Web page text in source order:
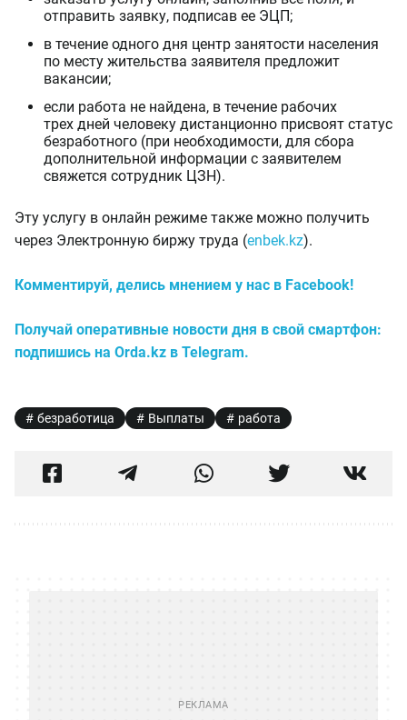
отправить заявку, подписав ее ЭЦП;
в течение одного дня центр занятости населения
по месту жительства заявителя предложит
вакансии;
если работа не найдена, в течение рабочих
трех дней человеку дистанционно присвоят статус
безработного (при необходимости, для сбора
дополнительной информации с заявителем
свяжется сотрудник ЦЗН).
Эту услугу в онлайн режиме также можно получить
через Электронную биржу труда (enbek.kz).
Комментируй, делись мнением у нас в Facebook!
Получай оперативные новости дня в свой смартфон:
подпишись на Orda.kz в Telegram.
безработица Выплаты работа